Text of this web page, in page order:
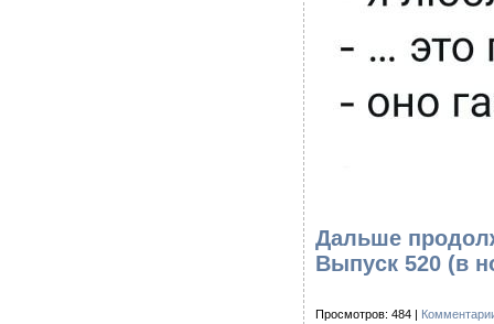
Дальше
Выпуск 520 (в
Просмотров: 484 |